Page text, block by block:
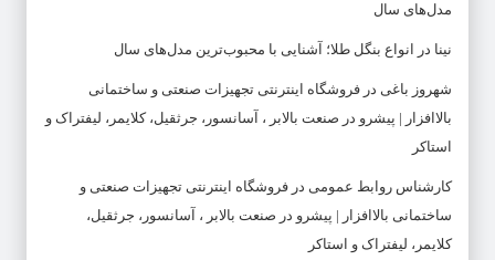
مدل‌های سال
نینا در انواع بنگل طلا؛ آشنایی با محبوب‌ترین مدل‌های سال
شهروز باغی در فروشگاه اینترنتی تجهیزات صنعتی و ساختمانی
بالاافزار | پیشرو در صنعت بالابر ، آسانسور، جرثقیل، کلایمر، لیفتراک و
استاکر
کارشناس روابط عمومی در فروشگاه اینترنتی تجهیزات صنعتی و
ساختمانی بالاافزار | پیشرو در صنعت بالابر ، آسانسور، جرثقیل،
کلایمر، لیفتراک و استاکر